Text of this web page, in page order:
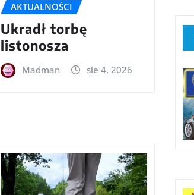
AKTUALNOŚCI
Ukradł torbę
listonosza
Madman sie 4, 2026